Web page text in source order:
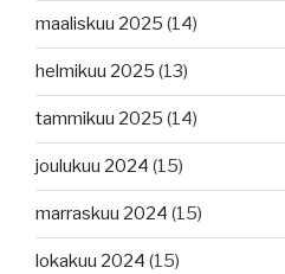
maaliskuu 2025 (14)
helmikuu 2025 (13)
tammikuu 2025 (14)
joulukuu 2024 (15)
marraskuu 2024 (15)
lokakuu 2024 (15)